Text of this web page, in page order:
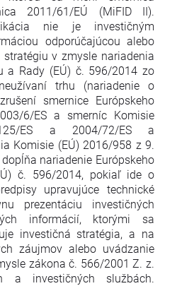
2011/61/EÚ (MiFID II).
nie je investičným
odporúčajúcou alebo
v zmysle nariadenia
a Rady (EÚ) č. 596/2014 zo
trhu (nariadenie o
smernice Európskeho
6/ES a smerníc Komisie
125/ES a 2004/72/ES a
Komisie (EÚ) 2016/958 z 9.
nariadenie Európskeho
č. 596/2014, pokiaľ ide o
upravujúce technické
prezentáciu investičných
informácií, ktorými sa
investičná stratégia, a na
záujmov alebo uvádzanie
zákona č. 566/2001 Z. z.
a investičných službách.